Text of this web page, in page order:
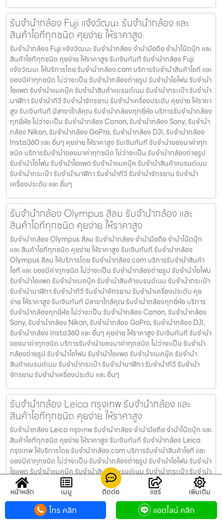
รับจำนำกล้อง Fuji แจ้งวัฒนะ รับจํานํากล้อง และ
สินค้าไอทีทุกชนิด คุยง่าย ให้ราคาสูง
รับจำนำกล้อง Fuji แจ้งวัฒนะ รับจํานํากล้อง จำนำมือถือ จำนำโน๊ตบุ๊ก และ
สินค้าไอทีทุกชนิด คุยง่าย ให้ราคาสูง รับเงินทันที รับจำนำกล้อง Fuji
แจ้งวัฒนะ ให้บริการโดย รับจํานํากล้อง.com บริการรับจํานําสินค้าไอที และ
ของมีค่าทุกชนิด ไม่ว่าจะเป็น รับจํานํากล้องถ่ายรูป รับจํานําไอโฟน รับจํานํา
ไอแพด รับจํานําแมคบุ๊ค รับจํานําสินค้าแบรนด์เนม รับจํานํากระเป๋า รับจํานํา
นาฬิกา รับจํานําทีวี รับจํานําจักรยาน รับจํานําเครื่องประดับ คุยง่าย ให้ราคา
สูง รับเงินทันที มีสาขาใกล้คุณ รับจำนำกล้องทุกยี่ห้อ บริการรับจำนำกล้อง
ทุกยี่ห้อ ไม่ว่าจะเป็น รับจำนำกล้อง Canon, รับจำนำกล้อง Sony, รับจำนำ
กล้อง Nikon, รับจำนำกล้อง GoPro, รับจำนำกล้อง DJI, รับจำนำกล้อง
Insta360 และ อื่นๆ คุยง่าย ให้ราคาสูง รับเงินทันที รับจำนำของมาค่าทุก
ชนิด บริการรับจำนำของมาค่าทุกชนิด ไม่ว่าจะเป็น รับจํานํากล้องถ่ายรูป
รับจํานําไอโฟน รับจํานําไอแพด รับจํานําแมคบุ๊ค รับจํานําสินค้าแบรนด์เนม
รับจํานํากระเป๋า รับจํานํานาฬิกา รับจํานําทีวี รับจํานําจักรยาน รับจํานํา
เครื่องประดับ และ อื่นๆ
รับจํานํากล้อง Olympus สีลม รับจํานํากล้อง และ
สินค้าไอทีทุกชนิด คุยง่าย ให้ราคาสูง
รับจํานํากล้อง Olympus สีลม รับจํานํากล้อง จำนำมือถือ จำนำโน๊ตบุ๊ก
และ สินค้าไอทีทุกชนิด คุยง่าย ให้ราคาสูง รับเงินทันที รับจํานํากล้อง
Olympus สีลม ให้บริการโดย รับจํานํากล้อง.com บริการรับจํานําสินค้า
ไอที และ ของมีค่าทุกชนิด ไม่ว่าจะเป็น รับจํานํากล้องถ่ายรูป รับจํานําไอโฟน
รับจํานําไอแพด รับจํานําแมคบุ๊ค รับจํานําสินค้าแบรนด์เนม รับจํานํากระเป๋า
รับจํานํานาฬิกา รับจํานําทีวี รับจํานําจักรยาน รับจํานําเครื่องประดับ คุย
ง่าย ให้ราคาสูง รับเงินทันที มีสาขาใกล้คุณ รับจำนำกล้องทุกยี่ห้อ บริการ
รับจำนำกล้องทุกยี่ห้อ ไม่ว่าจะเป็น รับจำนำกล้อง Canon, รับจำนำกล้อง
Sony, รับจำนำกล้อง Nikon, รับจำนำกล้อง GoPro, รับจำนำกล้อง DJI,
รับจำนำกล้อง Insta360 และ อื่นๆ คุยง่าย ให้ราคาสูง รับเงินทันที รับจำนำ
ของมาค่าทุกชนิด บริการรับจำนำของมาค่าทุกชนิด ไม่ว่าจะเป็น รับจํานํา
กล้องถ่ายรูป รับจํานําไอโฟน รับจํานําไอแพด รับจํานําแมคบุ๊ค รับจํานํา
สินค้าแบรนด์เนม รับจํานํากระเป๋า รับจํานํานาฬิกา รับจํานําทีวี รับจํานํา
จักรยาน รับจํานําเครื่องประดับ และ อื่นๆ
รับจำนำกล้อง Leica กรุงเทพ รับจํานํากล้อง และ
สินค้าไอทีทุกชนิด คุยง่าย ให้ราคาสูง
รับจำนำกล้อง Leica กรุงเทพ รับจํานํากล้อง จำนำมือถือ จำนำโน๊ตบุ๊ก และ
สินค้าไอทีทุกชนิด คุยง่าย ให้ราคาสูง รับเงินทันที รับจำนำกล้อง Leica
กรุงเทพ ให้บริการโดย รับจํานํากล้อง.com บริการรับจํานําสินค้าไอที และ
ของมีค่าทุกชนิด ไม่ว่าจะเป็น รับจํานํากล้องถ่ายรูป รับจํานําไอโฟน รับจํานํา
ไอแพด รับจํานําแมคบุ๊ค รับจํานําสินค้าแบรนด์เนม รับจํานํากระเป๋า รับจํานํา
นาฬิกา รับจํานําทีวี รับจํานําจักรยาน รับจํานําเครื่องประดับ คุยง่าย ให้ราคา
สูง รับเงินทันที มีสาขาใกล้คุณ รับจำนำกล้องทุกยี่ห้อ บริการรับจำนำกล้อง
ทุกยี่ห้อ ไม่ว่าจะเป็น รับจำนำกล้อง Canon, รับจำนำกล้อง Sony, รับจำนำ
กล้อง Nikon, รับจำนำกล้อง GoPro, รับจำนำกล้อง DJI, รับจำนำกล้อง
หน้าหลัก เมนู ติดต่อ แชร์ เพิ่มเติม
โทร คลิก แอดไลน์ คลิก